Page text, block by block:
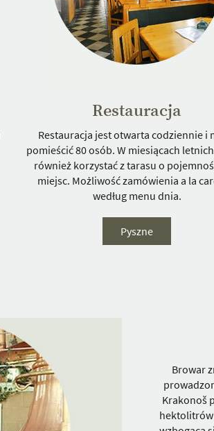
Restauracja
Restauracja jest otwarta codziennie i
pomieścić 80 osób. W miesiącach
również korzystać z tarasu o
miejsc. Możliwość zamówienia a la
według menu dnia.
Pyszne
Browar
Krakonoš
hektolitrów